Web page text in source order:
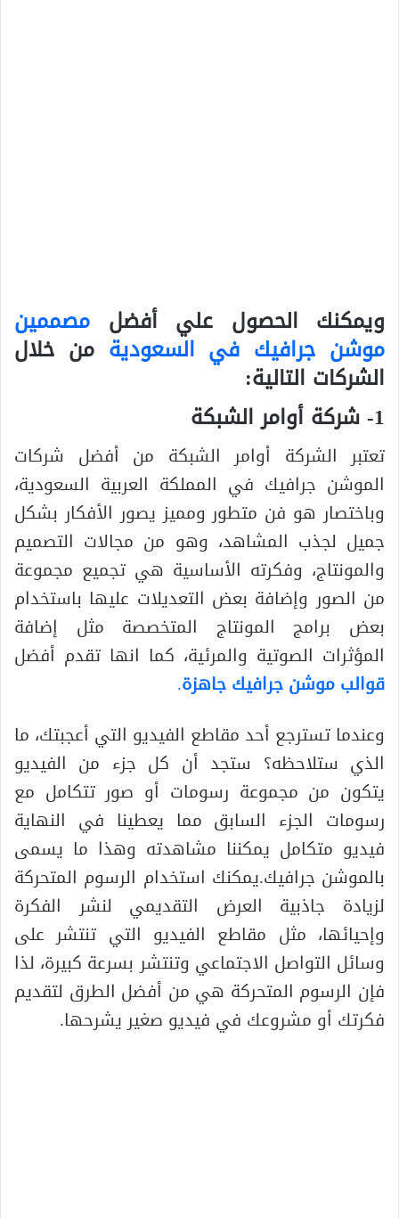
ويمكنك الحصول علي أفضل مصممين
موشن جرافيك في السعودية من خلال
الشركات التالية:
1- شركة أوامر الشبكة
تعتبر الشركة أوامر الشبكة من أفضل شركات
الموشن جرافيك في المملكة العربية السعودية،
وباختصار هو فن متطور ومميز يصور الأفكار بشكل
جميل لجذب المشاهد، وهو من مجالات التصميم
والمونتاج، وفكرته الأساسية هي تجميع مجموعة
من الصور وإضافة بعض التعديلات عليها باستخدام
بعض برامج المونتاج المتخصصة مثل إضافة
المؤثرات الصوتية والمرئية، كما انها تقدم أفضل
قوالب موشن جرافيك جاهزة.
وعندما تسترجع أحد مقاطع الفيديو التي أعجبتك، ما
الذي ستلاحظه؟ ستجد أن كل جزء من الفيديو
يتكون من مجموعة رسومات أو صور تتكامل مع
رسومات الجزء السابق مما يعطينا في النهاية
فيديو متكامل يمكننا مشاهدته وهذا ما يسمى
بالموشن جرافيك.يمكنك استخدام الرسوم المتحركة
لزيادة جاذبية العرض التقديمي لنشر الفكرة
وإحيائها، مثل مقاطع الفيديو التي تنتشر على
وسائل التواصل الاجتماعي وتنتشر بسرعة كبيرة، لذا
فإن الرسوم المتحركة هي من أفضل الطرق لتقديم
فكرتك أو مشروعك في فيديو صغير يشرحها.